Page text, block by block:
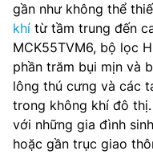
gần như không thể
khí từ tầm trung đến
MCK55TVM6, bộ lọc
phần trăm bụi mịn và
lông thú cưng và các
trong không khí đô
với những gia đình
hoặc gần trục giao